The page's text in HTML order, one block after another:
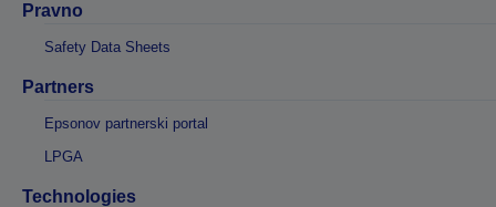
Pravno
Safety Data Sheets
Partners
Epsonov partnerski portal
LPGA
Technologies